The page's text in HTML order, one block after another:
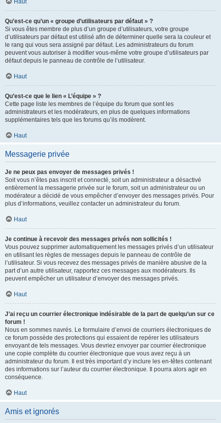
Haut
Qu’est-ce qu’un « groupe d’utilisateurs par défaut » ?
Si vous êtes membre de plus d’un groupe d’utilisateurs, votre groupe
d’utilisateurs par défaut est utilisé afin de déterminer quelle sera la couleur et
le rang qui vous sera assigné par défaut. Les administrateurs du forum
peuvent vous autoriser à modifier vous-même votre groupe d’utilisateurs par
défaut depuis le panneau de contrôle de l’utilisateur.
Haut
Qu’est-ce que le lien « L’équipe » ?
Cette page liste les membres de l’équipe du forum que sont les
administrateurs et les modérateurs, en plus de quelques informations
supplémentaires tels que les forums qu’ils modèrent.
Haut
Messagerie privée
Je ne peux pas envoyer de messages privés !
Soit vous n’êtes pas inscrit et connecté, soit un administrateur a désactivé
entièrement la messagerie privée sur le forum, soit un administrateur ou un
modérateur a décidé de vous empêcher d’envoyer des messages privés. Pour
plus d’informations, veuillez contacter un administrateur du forum.
Haut
Je continue à recevoir des messages privés non sollicités !
Vous pouvez supprimer automatiquement les messages privés d’un utilisateur
en utilisant les règles de messages depuis le panneau de contrôle de
l’utilisateur. Si vous recevez des messages privés de manière abusive de la
part d’un autre utilisateur, rapportez ces messages aux modérateurs. Ils
peuvent empêcher un utilisateur d’envoyer des messages privés.
Haut
J’ai reçu un courrier électronique indésirable de la part de quelqu’un sur ce
forum !
Nous en sommes navrés. Le formulaire d’envoi de courriers électroniques de
ce forum possède des protections qui essaient de repérer les utilisateurs
envoyant de tels messages. Vous devriez envoyer par courrier électronique
une copie complète du courrier électronique que vous avez reçu à un
administrateur du forum. Il est très important d’y inclure les en-têtes contenant
des informations sur l’auteur du courrier électronique. Il pourra alors agir en
conséquence.
Haut
Amis et ignorés